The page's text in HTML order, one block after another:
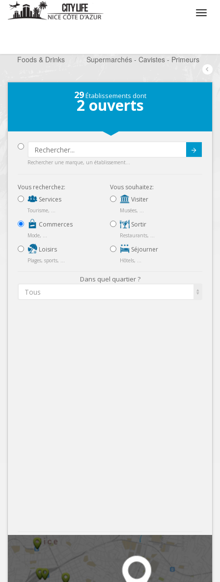
Foods & Drinks
/ Supermarchés - Cavistes - Primeurs
29Établissements dont
2 ouverts
Rechercher une marque, un établissement...
Vous recherchez:
Services
Tourisme, ...
Commerces
Mode, ...
Loisirs
Plages, sports, ...
Vous souhaitez:
Visiter
Musées, ...
Sortir
Restaurants, ...
Séjourner
Hôtels, ...
Dans quel quartier ?
Tous